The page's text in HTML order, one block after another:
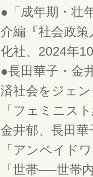
●「成年期・壮
介編『社会政
化社、2024年
●長田華子・金
済社会をジェ
「フェミニス
金井郁、長田
「アンペイド
「世帯──世帯